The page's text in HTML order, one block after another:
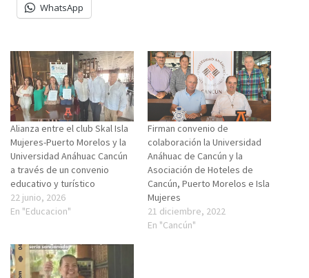
WhatsApp
Alianza entre el club Skal Isla
Mujeres-Puerto Morelos y la
Universidad Anáhuac Cancún
a través de un convenio
educativo y turístico
22 junio, 2026
En "Educacion"
Firman convenio de
colaboración la Universidad
Anáhuac de Cancún y la
Asociación de Hoteles de
Cancún, Puerto Morelos e Isla
Mujeres
21 diciembre, 2022
En "Cancún"